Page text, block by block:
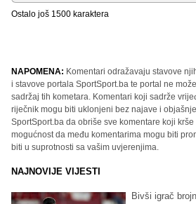
Ostalo još 1500 karaktera
NAPOMENA: Komentari odražavaju stavove
i stavove portala SportSport.ba te portal ne
sadržaj tih kometara. Komentari koji sadrže
riječnik mogu biti uklonjeni bez najave i
SportSport.ba da obriše sve komentare koji
mogućnost da među komentarima mogu biti
biti u suprotnosti sa vašim uvjerenjima.
NAJNOVIJE VIJESTI
Bivši igrač